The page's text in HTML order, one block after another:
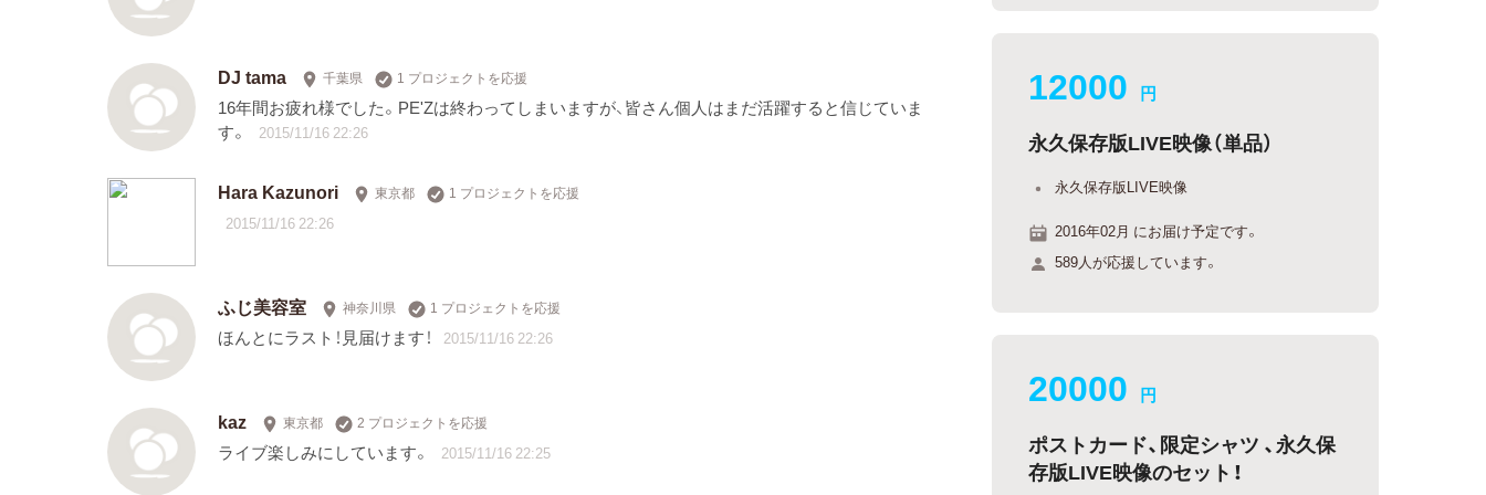
DJ tama 千葉県 1 プロジェクトを応援
16年間お疲れ様でした。PE'Zは終わってしまいますが、皆さん個人はまだ活躍すると信じていま
す。
2015/11/16 22:26
Hara Kazunori 東京都 1 プロジェクトを応援
2015/11/16 22:26
ふじ美容室 神奈川県 1 プロジェクトを応援
ほんとにラスト！見届けます！ 2015/11/16 22:26
kaz 東京都 2 プロジェクトを応援
ライブ楽しみにしています。 2015/11/16 22:25
12000 円
永久保存版LIVE映像（単品）
永久保存版LIVE映像
2016年02月 にお届け予定です。
589人が応援しています。
20000 円
ポストカード、限定シャツ 、永久保
存版LIVE映像のセット！